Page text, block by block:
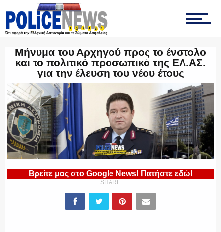
ΤΡΟΧΑΙΑ
ΟΠΚΕ
ΟΜΑΔΑ “Ζ”
ΕΚΑΜ
Μήνυμα του Αρχηγού προς το ένστολο
και το πολιτικό προσωπικό της ΕΛ.ΑΣ.
για την έλευση του νέου έτους
Βρείτε μας στο Google News! Πατήστε εδώ!
SHARE